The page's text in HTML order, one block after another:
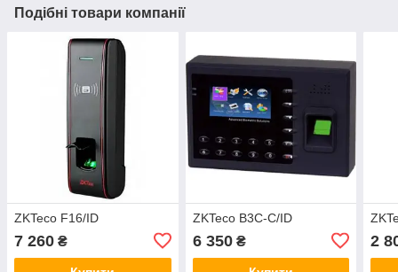
Подібні товари компанії
ZKTeco F16/ID
7 260 ₴
ZKTeco B3C-C/ID
6 350₴ 2